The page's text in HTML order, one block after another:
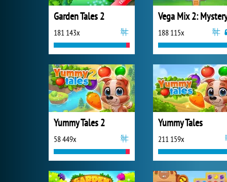
Garden Tales 2
181 143x 188 115x
Yummy Tales 2
58 449x
Yummy Tales
211 159x